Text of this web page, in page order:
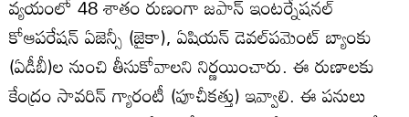
వ్యయంలో 48 శాతం రుణంగా జపాన్‌ ఇంటర్నేషనల్‌
కోఆపరేషన్‌ ఏజెన్సీ (జైకా), ఏషియన్‌ డెవల్‌పమెంట్‌ బ్యాంకు
(ఏడీబీ)ల నుంచి తీసుకోవాలని నిర్ణయించారు. ఈ రుణాలకు
కేంద్రం సావరిన్‌ గ్యారంటీ (పూచీకత్తు) ఇవ్వాలి. ఈ పనులు